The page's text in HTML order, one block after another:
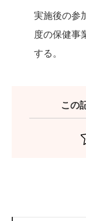
実施後の参
度の保健事
する。
この